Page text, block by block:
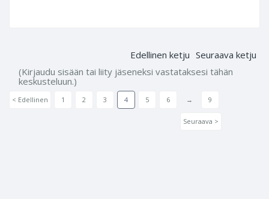
Edellinen ketju Seuraava ketju
(Kirjaudu sisään tai liity jäseneksi vastataksesi tähän
keskusteluun.)
< Edellinen 1 2 3 4 5 6 → 9
Seuraava >